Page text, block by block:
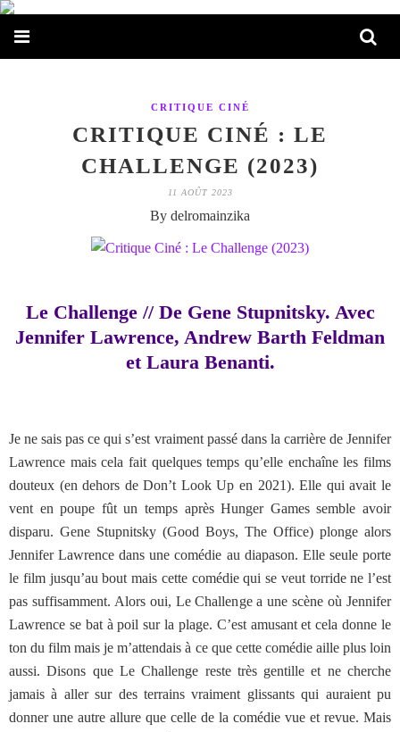
CRITIQUE CINÉ
CRITIQUE CINÉ : LE
CHALLENGE (2023)
11 AOÛT 2023
By delromainzika
Le Challenge // De Gene Stupnitsky. Avec
Jennifer Lawrence, Andrew Barth Feldman
et Laura Benanti.
Je ne sais pas ce qui s’est vraiment passé dans la carrière de Jennifer
Lawrence mais cela fait quelques temps qu’elle enchaîne les films
douteux (en dehors de Don’t Look Up en 2021). Elle qui avait le
vent en poupe fût un temps après Hunger Games semble avoir
disparu. Gene Stupnitsky (Good Boys, The Office) plonge alors
Jennifer Lawrence dans une comédie au diapason. Elle seule porte
le film jusqu’au bout mais cette comédie qui se veut torride ne l’est
pas suffisamment. Alors oui, Le Challenge a une scène où Jennifer
Lawrence se bat à poil sur la plage. C’est amusant et cela donne le
ton du film mais je m’attendais à ce que cette comédie aille plus loin
aussi. Disons que Le Challenge reste très gentille et ne cherche
jamais à aller sur des terrains vraiment glissants qui auraient pu
donner une autre allure que celle de la comédie vue et revue. Mais